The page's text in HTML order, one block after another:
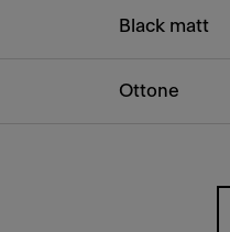
Black matt
Ottone